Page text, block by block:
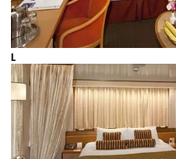
2027年3月12日星期五
2027年3月13日星期六
2027年3月14日星期日
上午7:00
L